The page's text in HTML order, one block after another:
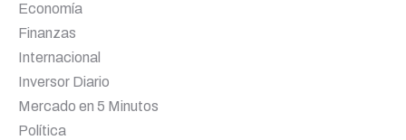
Economía
Finanzas
Internacional
Inversor Diario
Mercado en 5 Minutos
Política